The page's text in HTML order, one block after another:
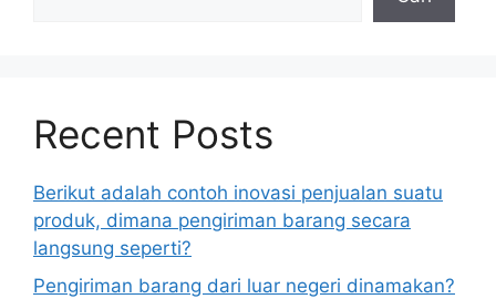
Recent Posts
Berikut adalah contoh inovasi penjualan suatu
produk, dimana pengiriman barang secara
langsung seperti?
Pengiriman barang dari luar negeri dinamakan?